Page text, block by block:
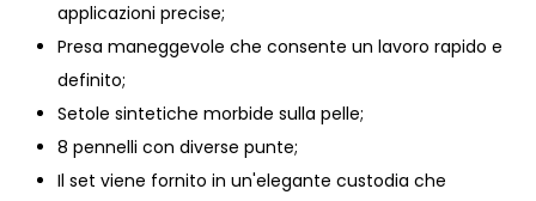
applicazioni precise;
Presa maneggevole che consente un lavoro rapido e
definito;
Setole sintetiche morbide sulla pelle;
8 pennelli con diverse punte;
Il set viene fornito in un'elegante custodia che